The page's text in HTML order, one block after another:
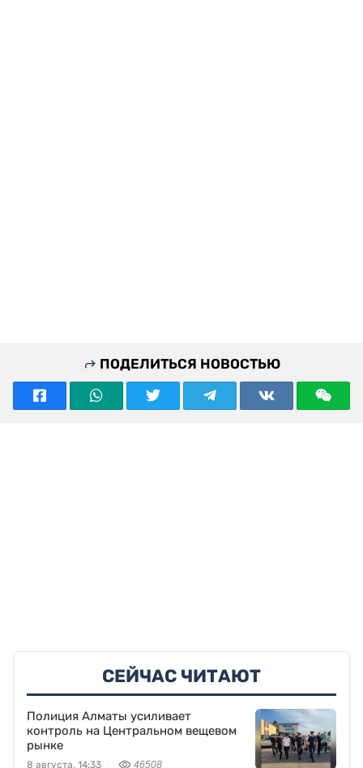
ПОДЕЛИТЬСЯ НОВОСТЬЮ
СЕЙЧАС ЧИТАЮТ
Полиция Алматы усиливает
контроль на Центральном вещевом
рынке
8 августа, 14:33 46508